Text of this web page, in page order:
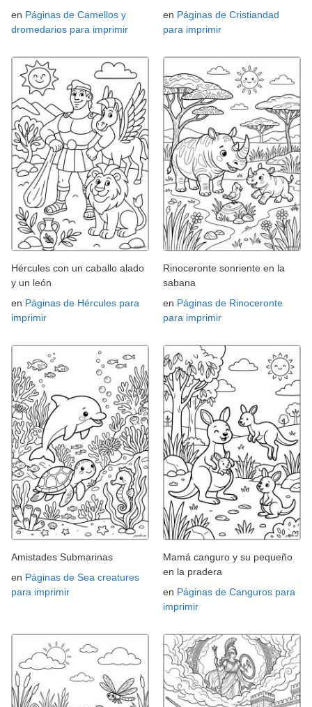
en Páginas de Camellos y
dromedarios para imprimir
en Páginas de Cristiandad
para imprimir
Hércules con un caballo alado
y un león
en Páginas de Hércules para
imprimir
Rinoceronte sonriente en la
sabana
en Páginas de Rinoceronte
para imprimir
Amistades Submarinas
en Páginas de Sea creatures
para imprimir
Mamá canguro y su pequeño
en la pradera
en Páginas de Canguros para
imprimir